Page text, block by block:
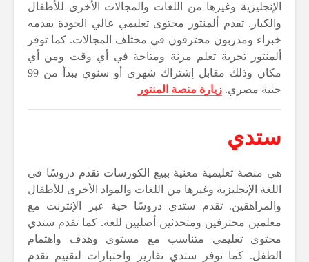
الإنجليزية وغيرها من اللغات والمجالات الأخرى للأطفال
والكبار. تقدم ألمنتور محتوى تعليمي عالي الجودة يقدمه
خبراء ومدربون محترفون في مختلف المجالات. كما توفر
ألمنتور تجربة تعلم مرنة ومتاحة في أي وقت ومن أي
مكان وذلك مقابل إشتراك شهري أو سنوي يبدأ من 99
جنية مصري. زيارة منصة المنتور
ستدي
هي منصة تعليمية معنية ببيع الكورسات تقدم دروسًا في
اللغة الإنجليزية وغيرها من اللغات والمواد الأخرى للأطفال
والمراهقين. تقدم ستدي دروسًا حية عبر الإنترنت مع
معلمين محترفين ومتحدثين أصليين للغة. كما تقدم ستدي
محتوى تعليمي متناسب مع مستوى وهدف واهتمام
الطفل. كما توفر ستدي تقارير واختبارات لتقييم تقدم